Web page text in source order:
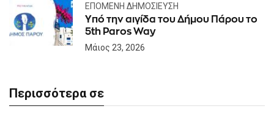
ΕΠΌΜΕΝΗ ΔΗΜΟΣΊΕΥΣΗ
Υπό την αιγίδα του Δήμου Πάρου το
5th Paros Way
Μάιος 23, 2026
Περισσότερα σε